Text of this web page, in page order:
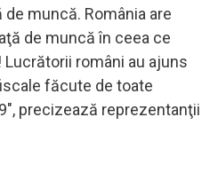
de muncă. România are
de muncă în ceea ce
români au ajuns
făcute de toate
precizează reprezentanţii